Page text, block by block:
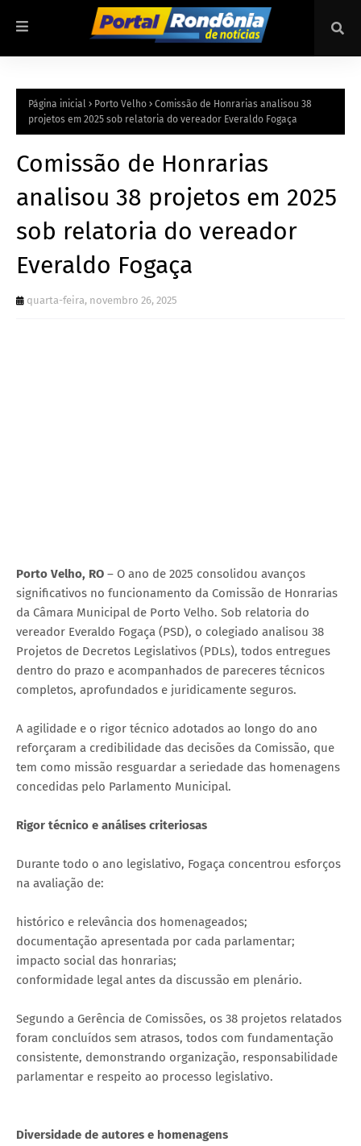
Página inicial Porto Velho
Comissão de Honrarias analisou 38
projetos em 2025 sob relatoria do vereador Everaldo Fogaça
Comissão de Honrarias
analisou 38 projetos em 2025
sob relatoria do vereador
Everaldo Fogaça
quarta-feira, novembro 26, 2025
Porto Velho, RO – O ano de 2025 consolidou avanços
significativos no funcionamento da Comissão de Honrarias
da Câmara Municipal de Porto Velho. Sob relatoria do
vereador Everaldo Fogaça (PSD), o colegiado analisou 38
Projetos de Decretos Legislativos (PDLs), todos entregues
dentro do prazo e acompanhados de pareceres técnicos
completos, aprofundados e juridicamente seguros.
A agilidade e o rigor técnico adotados ao longo do ano
reforçaram a credibilidade das decisões da Comissão, que
tem como missão resguardar a seriedade das homenagens
concedidas pelo Parlamento Municipal.
Rigor técnico e análises criteriosas
Durante todo o ano legislativo, Fogaça concentrou esforços
na avaliação de:
histórico e relevância dos homenageados;
documentação apresentada por cada parlamentar;
impacto social das honrarias;
conformidade legal antes da discussão em plenário.
Segundo a Gerência de Comissões, os 38 projetos relatados
foram concluídos sem atrasos, todos com fundamentação
consistente, demonstrando organização, responsabilidade
parlamentar e respeito ao processo legislativo.
Diversidade de autores e homenagens